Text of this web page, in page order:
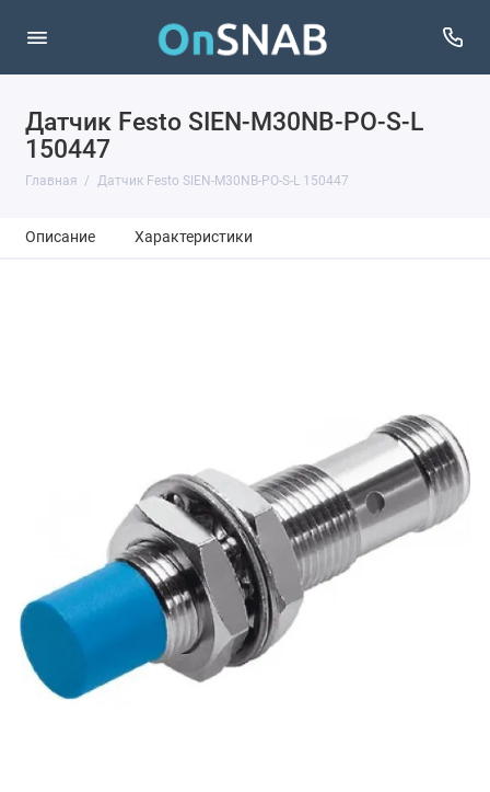
Датчик Festo SIEN-M30NB-PO-S-L
150447
Главная Датчик Festo SIEN-M30NB-PO-S-L 150447
Описание Характеристики